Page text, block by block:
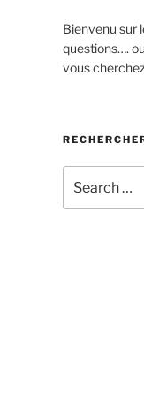
Bienvenu sur
questions….
vous cherchez